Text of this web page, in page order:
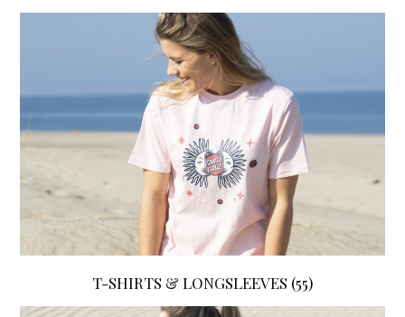
T-SHIRTS & LONGSLEEVES (55)